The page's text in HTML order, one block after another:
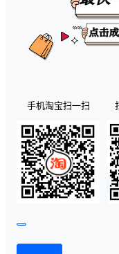
手机淘宝扫一扫